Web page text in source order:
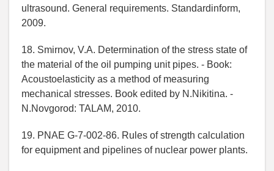
ultrasound. General requirements. Standardinform,
2009.
18. Smirnov, V.A. Determination of the stress state of
the material of the oil pumping unit pipes. - Book:
Acoustoelasticity as a method of measuring
mechanical stresses. Book edited by N.Nikitina. -
N.Novgorod: TALAM, 2010.
19. PNAE G-7-002-86. Rules of strength calculation
for equipment and pipelines of nuclear power plants.